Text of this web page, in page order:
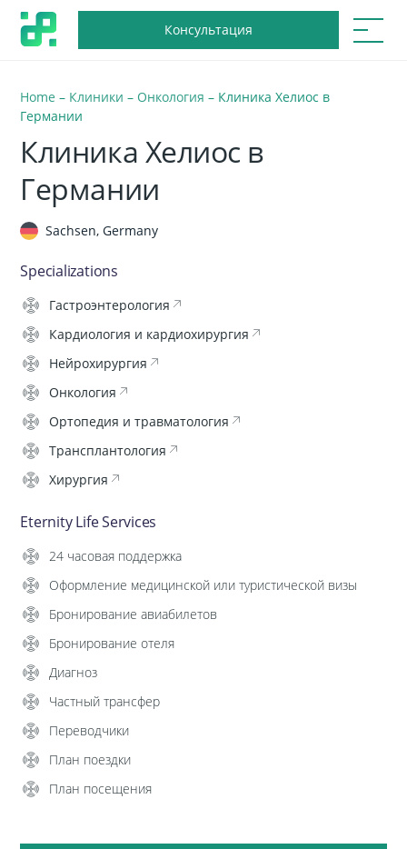
Консультация
Home – Клиники – Онкология – Клиника Хелиос в
Германии
Клиника Хелиос в
Германии
Sachsen, Germany
Specializations
Гастроэнтерология
Кардиология и кардиохирургия
Нейрохирургия
Онкология
Ортопедия и травматология
Трансплантология
Хирургия
Eternity Life Services
24 часовая поддержка
Оформление медицинской или туристической визы
Бронирование авиабилетов
Бронирование отеля
Диагноз
Частный трансфер
Переводчики
План поездки
План посещения